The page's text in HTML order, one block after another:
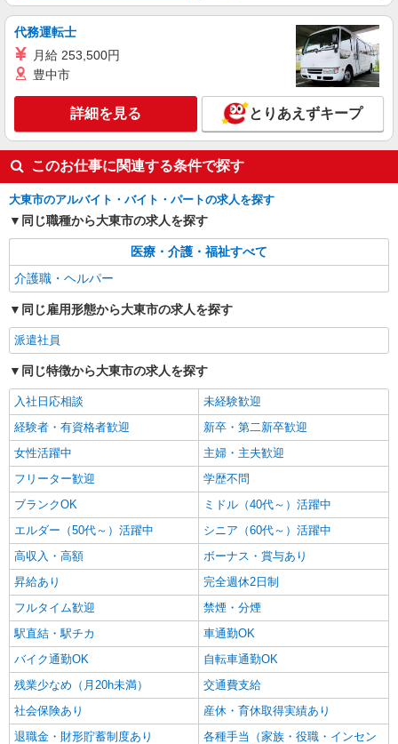
通費全支給(ガソリン代含む)＞
詳細を見る
鴻池新田駅★未経験OKの人間関係に悩まない
職場へ★サ高住STAFF
時給1600円〜2250円 ＜日払い有/週払い有/交
通費全支給(ガソリン代含む)＞
大東市：鴻池新田駅すぐ♪
キープ 詳細を見る
代務運転士
月給 253,500円
豊中市
詳細を見る とりあえずキープ
このお仕事に関連する条件で探す
大東市のアルバイト・バイト・パートの求人を探す
同じ職種から大東市の求人を探す
医療・介護・福祉すべて
介護職・ヘルパー
同じ雇用形態から大東市の求人を探す
派遣社員
同じ特徴から大東市の求人を探す
入社日応相談
未経験歓迎
経験者・有資格者歓迎
新卒・第二新卒歓迎
女性活躍中
主婦・主夫歓迎
フリーター歓迎
学歴不問
ブランクOK
ミドル（40代～）活躍中
エルダー（50代～）活躍中
シニア（60代～）活躍中
高収入・高額
ボーナス・賞与あり
昇給あり
完全週休2日制
フルタイム歓迎
禁煙・分煙
駅直結・駅チカ
車通勤OK
バイク通勤OK
自転車通勤OK
残業少なめ（月20h未満）
交通費支給
社会保険あり
産休・育休取得実績あり
退職金・財形貯蓄制度あり
各種手当（家族・役職・インセン